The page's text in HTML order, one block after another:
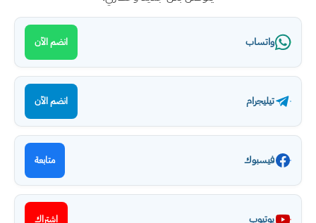
واتساب انضم الآن
تيليجرام انضم الآن
فيسبوك متابعة
يوتيوب اشتراك